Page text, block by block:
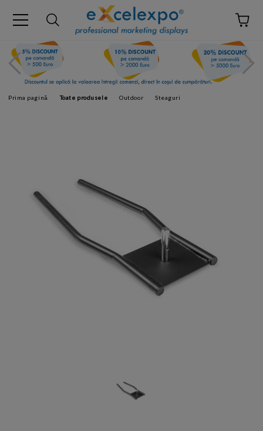
Prima pagină Toate produsele Outdoor Steaguri